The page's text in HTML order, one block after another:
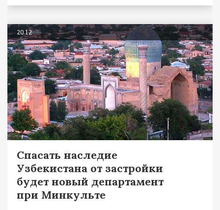
20.12
Спасать наследие
Узбекистана от застройки
будет новый департамент
при Минкульте